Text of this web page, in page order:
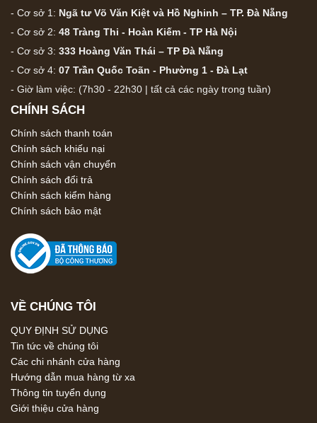
- Cơ sở 1: Ngã tư Võ Văn Kiệt và Hồ Nghinh – TP. Đà Nẵng
- Cơ sở 2: 48 Tràng Thi - Hoàn Kiếm - TP Hà Nội
- Cơ sở 3: 333 Hoàng Văn Thái – TP Đà Nẵng
- Cơ sở 4: 07 Trần Quốc Toãn - Phường 1 - Đà Lạt
- Giờ làm việc: (7h30 - 22h30 | tất cả các ngày trong tuần)
CHÍNH SÁCH
Chính sách thanh toán
Chính sách khiếu nại
Chính sách vận chuyển
Chính sách đổi trả
Chính sách kiểm hàng
Chính sách bảo mật
VỀ CHÚNG TÔI
QUY ĐỊNH SỬ DỤNG
Tin tức về chúng tôi
Các chi nhánh cửa hàng
Hướng dẫn mua hàng từ xa
Thông tin tuyển dụng
Giới thiệu cửa hàng